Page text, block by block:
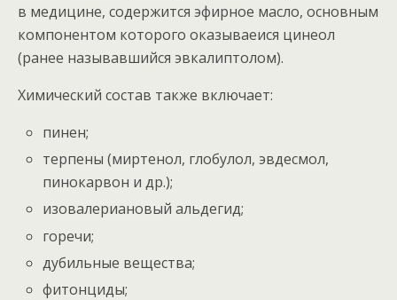
в медицине, содержится эфирное масло, основным
компонентом которого оказываеися цинеол
(ранее называвшийся эвкалиптолом).
Химический состав также включает:
пинен;
терпены (миртенол, глобулол, эвдесмол,
пинокарвон и др.);
изовалериановый альдегид;
горечи;
дубильные вещества;
фитонциды;